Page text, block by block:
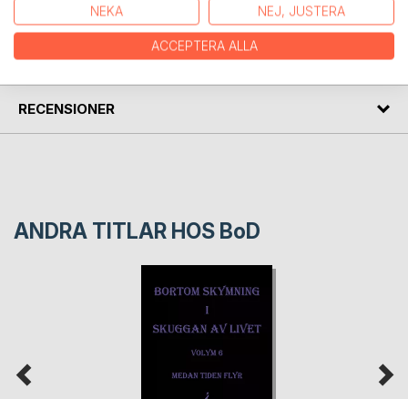
FÖRFATTARE
KOMMENTARER I PRESSEN
RECENSIONER
ANDRA TITLAR HOS BoD
NEKA NEJ, JUSTERA
ACCEPTERA ALLA